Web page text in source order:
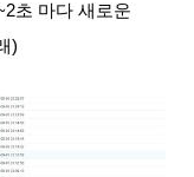
초 마다 새로운
)